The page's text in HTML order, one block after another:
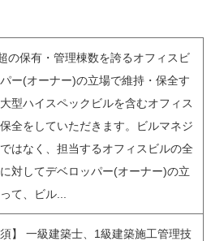
の保有・管理棟数を誇るオフィスビ
ー(オーナー)の立場で維持・保全す
型ハイスペックビルを含むオフィス
全をしていただきます。ビルマネジ
はなく、担当するオフィスビルの全
対してデベロッパー(オーナー)の立
て、ビル...
須】 一級建築士、1級建築施工管理技